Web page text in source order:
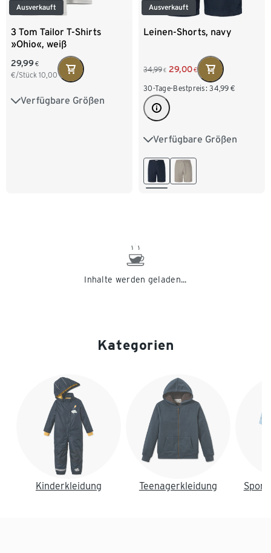
Ausverkauft
3 Tom Tailor T-Shirts
»Ohio«, weiß
29,99 €
€/Stück 10,00
Verfügbare Größen
S/4 M/5 L/6
Ausverkauft
Leinen-Shorts, navy
34,99 € 29,00€
30-Tage-Bestpreis: 34,99 €
Verfügbare Größen
M 48/50 L 52/54
XL 56/58
Inhalte werden geladen...
Kategorien
Kinderkleidung Teenagerkleidung